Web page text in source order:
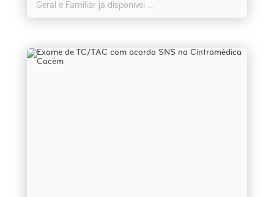
Geral e Familiar já disponívei ...